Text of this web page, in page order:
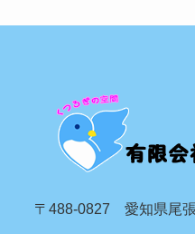
〒488-0827 愛知県尾